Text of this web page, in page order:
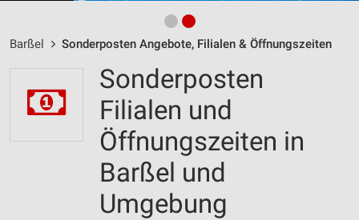
Barßel Sonderposten Angebote, Filialen & Öffnungszeiten
Sonderposten
Filialen und
Öffnungszeiten in
Barßel und
Umgebung